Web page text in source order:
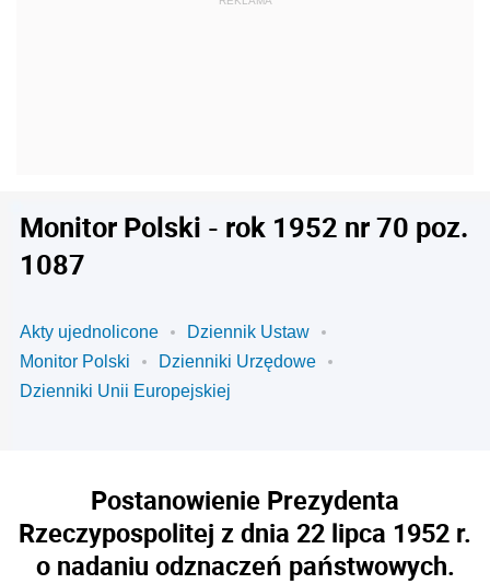
Monitor Polski - rok 1952 nr 70 poz.
1087
Akty ujednolicone
Dziennik Ustaw
Monitor Polski
Dzienniki Urzędowe
Dzienniki Unii Europejskiej
Postanowienie Prezydenta
Rzeczypospolitej z dnia 22 lipca 1952 r.
o nadaniu odznaczeń państwowych.